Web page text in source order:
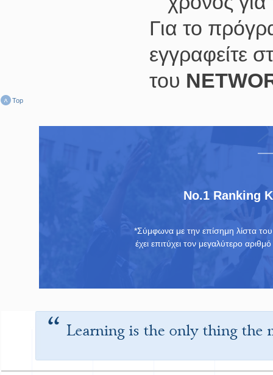
Για το
εγγραφείτε
του
Top
No.1 Ranking
*Σύμφωνα με την επίσημη λίστα
έχει επιτύχει τον μεγαλύτερο